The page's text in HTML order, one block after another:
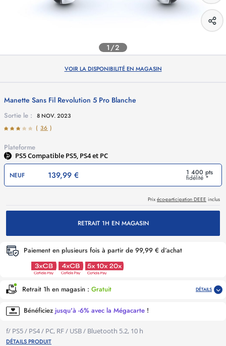
1/2
VOIR LA DISPONIBILITÉ EN MAGASIN
Manette Sans Fil Revolution 5 Pro Blanche
Sortie le :
8 NOV. 2023
( 36 )
Plateforme
PS5Compatible PS5, PS4 et PC
NEUF 139,99 € 1 400 pts
fidélité *
Prix éco-participation DEEE inclus
RETRAIT 1H EN MAGASIN
Paiement en plusieurs fois à partir de 99,99 € d’achat
Retrait 1h en magasin : Gratuit DÉTAILS
Bénéficiez jusqu'à -6% avec la Mégacarte !
f/ PS5 / PS4 / PC, RF / USB / Bluetooth 5.2, 10 h
DÉTAILS PRODUIT